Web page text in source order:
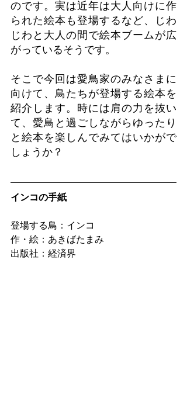
のです。実は近年は大人向けに作
られた絵本も登場するなど、じわ
じわと大人の間で絵本ブームが広
がっているそうです。
そこで今回は愛鳥家のみなさまに
向けて、鳥たちが登場する絵本を
紹介します。時には肩の力を抜い
て、愛鳥と過ごしながらゆったり
と絵本を楽しんでみてはいかがで
しょうか？
インコの手紙
登場する鳥：インコ
作・絵：あきばたまみ
出版社：経済界